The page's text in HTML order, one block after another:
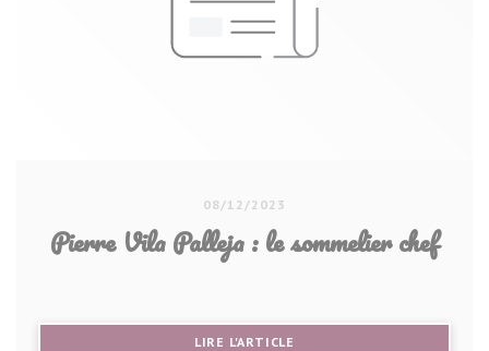
08/12/2023
Pierre Vila Palleja : le sommelier chef
LIRE L'ARTICLE